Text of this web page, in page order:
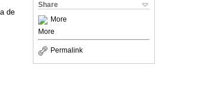
Share
More
More
Permalink
de